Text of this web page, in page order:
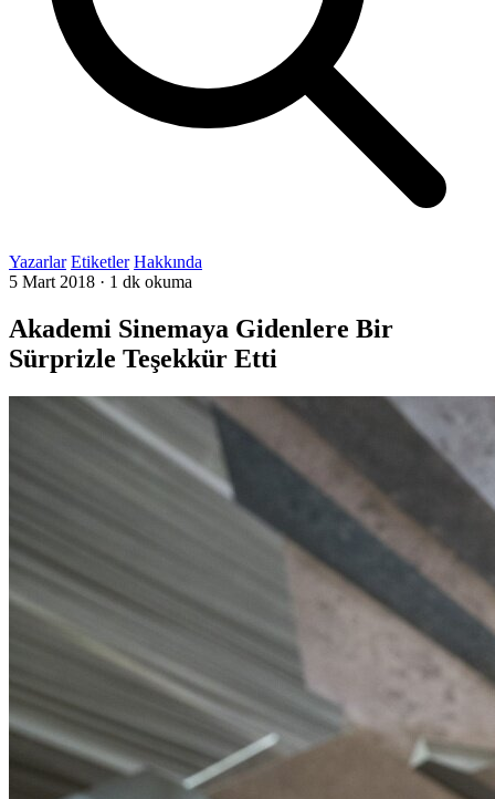
Yazarlar Etiketler Hakkında
5 Mart 2018 · 1 dk okuma
Akademi Sinemaya Gidenlere Bir
Sürprizle Teşekkür Etti